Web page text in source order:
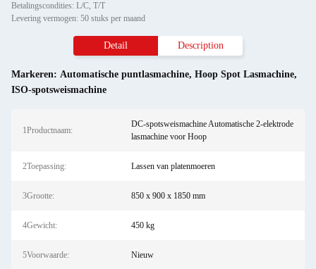
Betalingscondities: L/C, T/T
Levering vermogen: 50 stuks per maand
Detail Description
Markeren: Automatische puntlasmachine, Hoop Spot Lasmachine,
ISO-spotsweismachine
1Productnaam:
DC-spotsweismachine Automatische 2-elektrode
lasmachine voor Hoop
2Toepassing: Lassen van platenmoeren
3Grootte: 850 x 900 x 1850 mm
4Gewicht: 450 kg
5Voorwaarde: Nieuw